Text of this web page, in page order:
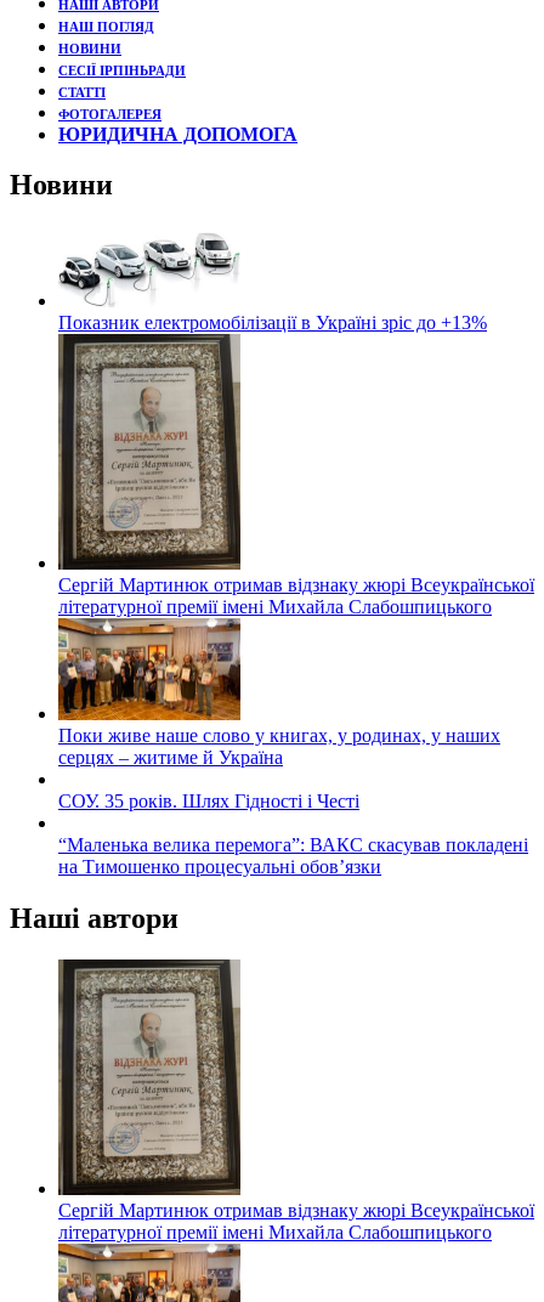
НАШІ АВТОРИ
НАШ ПОГЛЯД
НОВИНИ
СЕСІЇ ІРПІНЬРАДИ
СТАТТІ
ФОТОГАЛЕРЕЯ
ЮРИДИЧНА ДОПОМОГА
Новини
Показник електромобілізації в Україні зріс до +13%
Сергій Мартинюк отримав відзнаку жюрі Всеукраїнської
літературної премії імені Михайла Слабошпицького
Поки живе наше слово у книгах, у родинах, у наших
серцях – житиме й Україна
СОУ. 35 років. Шлях Гідності і Честі
“Маленька велика перемога”: ВАКС скасував покладені
на Тимошенко процесуальні обов’язки
Наші автори
Сергій Мартинюк отримав відзнаку жюрі Всеукраїнської
літературної премії імені Михайла Слабошпицького